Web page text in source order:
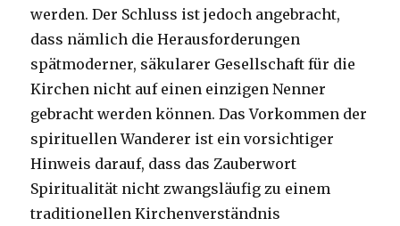
werden. Der Schluss ist jedoch angebracht,
dass nämlich die Herausforderungen
spätmoderner, säkularer Gesellschaft für die
Kirchen nicht auf einen einzigen Nenner
gebracht werden können. Das Vorkommen der
spirituellen Wanderer ist ein vorsichtiger
Hinweis darauf, dass das Zauberwort
Spiritualität nicht zwangsläufig zu einem
traditionellen Kirchenverständnis